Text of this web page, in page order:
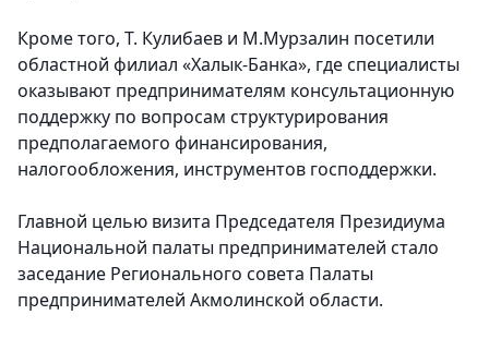
Кроме того, Т. Кулибаев и М.Мурзалин посетили
областной филиал «Халык-Банка», где специалисты
оказывают предпринимателям консультационную
поддержку по вопросам структурирования
предполагаемого финансирования,
налогообложения, инструментов господдержки.
Главной целью визита Председателя Президиума
Национальной палаты предпринимателей стало
заседание Регионального совета Палаты
предпринимателей Акмолинской области.